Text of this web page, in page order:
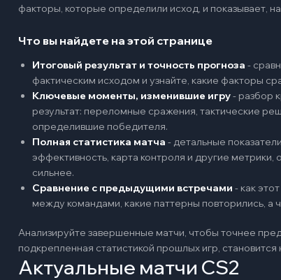
факторы, которые определили исход, и показывает,
Что вы найдете на этой странице
Итоговый результат и точность прогноза -
фактическим исходом и узнайте, какие факторы
Ключевые моменты, изменившие игру- разбор
результат: переломные сражения, тактические
определившие победителя.
Полная статистика матча - детальные
эффективность, карта контроля и другие
сильнее.
Сравнение с предыдущими встречами - как
между командами, какие паттерны повторились, а
Анализируйте завершенные матчи, чтобы точнее
подкрепленная статистикой прошлых игр,
Актуальные матчи CS2